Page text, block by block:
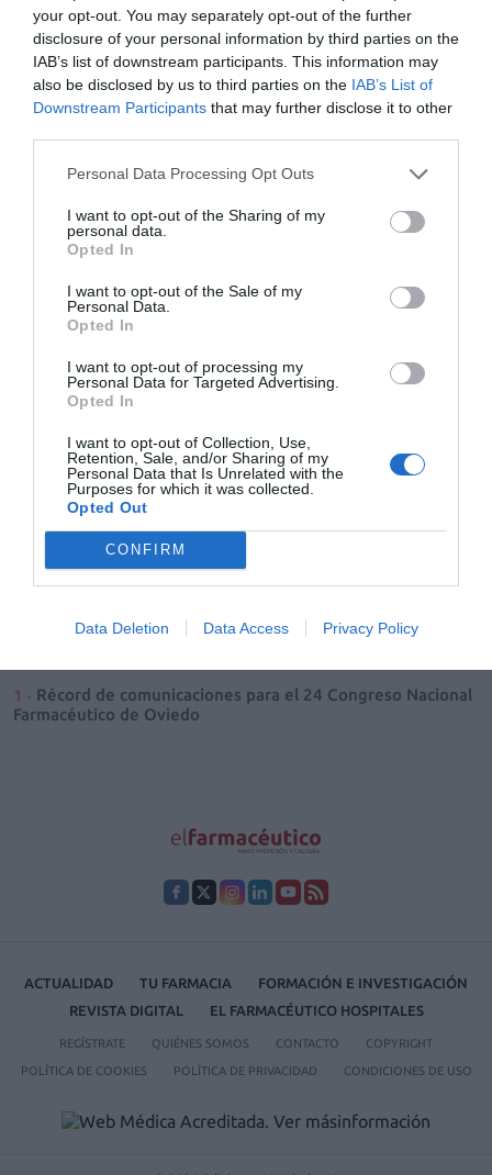
your opt-out. You may separately opt-out of the further
disclosure of your personal information by third parties on the
IAB’s list of downstream participants. This information may
also be disclosed by us to third parties on the IAB’s List of
Downstream Participants that may further disclose it to other
Personal Data Processing Opt Outs
I want to opt-out of the Sharing of my
personal data.
Opted In
I want to opt-out of the Sale of my
Personal Data.
Opted In
I want to opt-out of processing my
Personal Data for Targeted Advertising.
Opted In
I want to opt-out of Collection, Use,
Retention, Sale, and/or Sharing of my
Personal Data that Is Unrelated with the
Purposes for which it was collected.
Opted Out
CONFIRM
Data Deletion Data Access Privacy Policy
Proxamol: complemento alimenticio
que contribuye al funcionamiento
normal de las vías urinarias en
hombres
Noticias y novedades
06/02/2019
A partir de los 50 años, más de la mitad de
los hombres presentan molestias
vías urinarias que afectan sustancialmente a
su calidad de vida. Dichas molestias
e intermitente o la necesidad de levantarse
durante la noche para orinar. La prevalencia
80% en varones de 70 años o más.
N+S Cispreven de Cinfa contribuye a la salud de las vías
urinarias
Noticias y novedades Redacción
10/05/2012
La cistitis o infección de las vías urinarias bajas es un problema
frecuente y molesto y, en muchas ocasiones, recurrente. Si bien
épocas estivales y de piscina, ya que la humedad en los bañadores y
otras prendas favorece el crecimiento de las bacterias.
Lo más leído
Récord de comunicaciones para el 24 Congreso Nacional
Farmacéutico de Oviedo
ACTUALIDAD TU FARMACIA
FORMACIÓN E INVESTIGACIÓN
REVISTA DIGITAL
EL FARMACÉUTICO HOSPITALES
REGÍSTRATE QUIÉNES SOMOS CONTACTO COPYRIGHT
POLÍTICA DE COOKIES POLÍTICA DE PRIVACIDAD CONDICIONES DE USO